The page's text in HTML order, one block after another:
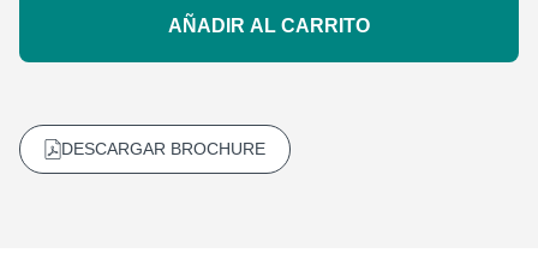
AÑADIR AL CARRITO
DESCARGAR BROCHURE